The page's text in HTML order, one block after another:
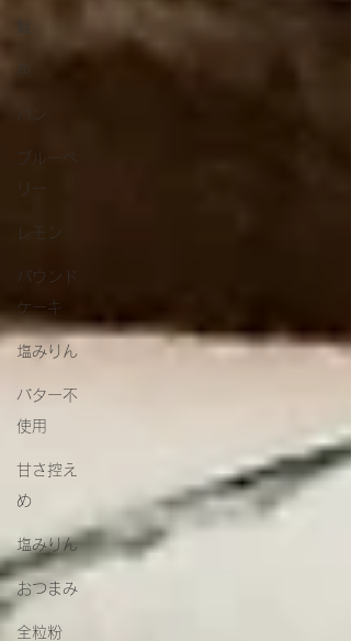
魚
パン
ブルーベ
リー
レモン
パウンド
ケーキ
塩みりん
バター不
使用
甘さ控え
め
塩みりん
おつまみ
全粒粉